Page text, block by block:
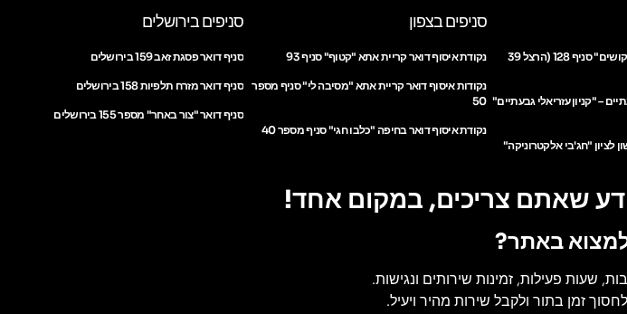
נקודת איסוף דואר "קישקושים" סניף 128 (הרצל 39
– "קניון עזריאלי גבעתיים"
לציון "חג'בי אלקטרוניקה"
סניפים בצפון
נקודת איסוף דואר קריית אתא "קטוף" סניף 93
נקודות איסוף דואר קריית אתא "מסיבה לי" סניף מספר
50
נקודת איסוף דואר בחיפה "כלבו חגי" סניף מספר 40
סניפים בירושלים
סניף דואר פסגת זאב 159 בירושלים
סניף דואר מזרח תלפיות 158 בירושלים
סניף דואר "צור באחר" מספר 155 בירושלים
שאתם צריכים, במקום אחד!
באתר?
שעות פעילות, זמינות שירותים ונגישות.
זמן בתור ולקבל שירות מהיר ויעיל.